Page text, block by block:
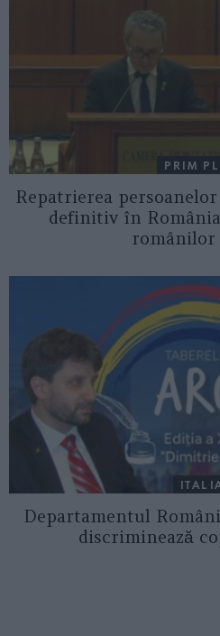
PRIM
Repatrierea
definitiv în
românilor
Departamentul
discriminează